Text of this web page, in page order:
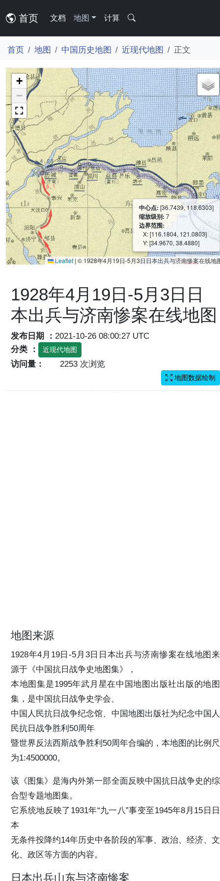
首页 文档 地图 计算
首页 地图 中国历史地图 近现代地图 正文
+
−
中心点: [36.7439, 118.6303]
缩放级别: 7
边界范围:
X: [116.1804, 121.0803]
Y: [34.9670, 38.4880]
Leaflet | © 1928年4月19日-5月3日日本出兵与济南惨案在线地
1928年4月19日-5月3日日
本出兵与济南惨案在线地图
发布日期 ： 2021-10-26 08:00:27 UTC
分类 ：
近现代地图
访问量： 2253 次浏览
地图数据绘制
地图来源
1928年4月19日-5月3日日本出兵与济南惨案在线地图来
源于《中国抗日战争史地图集》，
本地图集是1995年武月星在中国地图出版社出版的地图
集，是中国抗日战争史学会、
中国人民抗日战争纪念馆、中国地图出版社为纪念中国人
民抗日战争胜利50周年
暨世界反法西斯战争胜利50周年合编的，本地图的比例尺
为1:4500000。
该《图集》是海内外第一部全面反映中国抗日战争史的综
合型专题地图集。
它系统地反映了1931年“九一八”事变至1945年8月15日日
本
无条件投降约14年历史中各阶段的军事、政治、经济、文
化、政区等方面的内容。
日本出兵山东与济南惨案